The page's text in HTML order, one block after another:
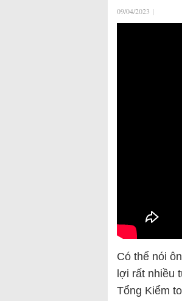
09/04/2023 |
Có thể nói
lợi rất nhiều
Tổng Kiểm